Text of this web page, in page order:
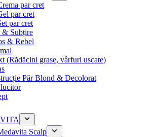
par cret
par cret
par cret
& Subțire
& Rebel
(Rădăcini grase, vârfuri uscate)
Păr Blond & Decolorat
Scalp